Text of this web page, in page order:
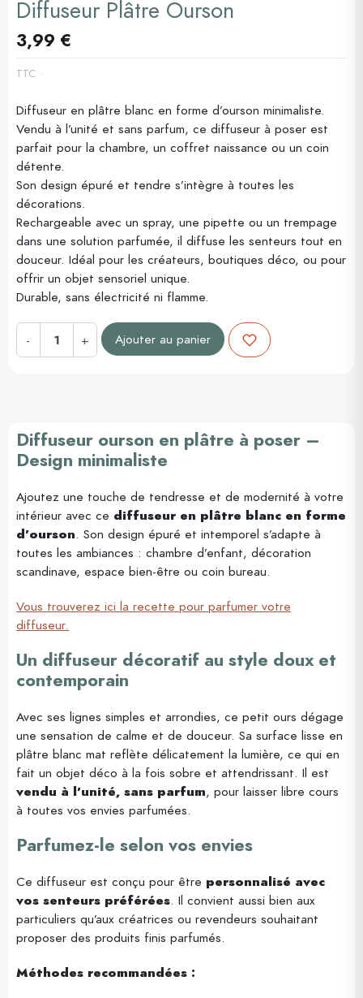
Diffuseur Plâtre Ourson
3,99 €
TTC
Diffuseur en plâtre blanc en forme d’ourson minimaliste.
Vendu à l’unité et sans parfum, ce diffuseur à poser est
parfait pour la chambre, un coffret naissance ou un coin
détente.
Son design épuré et tendre s’intègre à toutes les
décorations.
Rechargeable avec un spray, une pipette ou un trempage
dans une solution parfumée, il diffuse les senteurs tout en
douceur. Idéal pour les créateurs, boutiques déco, ou pour
offrir un objet sensoriel unique.
Durable, sans électricité ni flamme.
- + Ajouter au panier
Diffuseur ourson en plâtre à poser –
Design minimaliste
Ajoutez une touche de tendresse et de modernité à votre
intérieur avec ce diffuseur en plâtre blanc en forme
d’ourson. Son design épuré et intemporel s’adapte à
toutes les ambiances : chambre d’enfant, décoration
scandinave, espace bien-être ou coin bureau.
Vous trouverez ici la recette pour parfumer votre
diffuseur.
Un diffuseur décoratif au style doux et
contemporain
Avec ses lignes simples et arrondies, ce petit ours dégage
une sensation de calme et de douceur. Sa surface lisse en
plâtre blanc mat reflète délicatement la lumière, ce qui en
fait un objet déco à la fois sobre et attendrissant. Il est
vendu à l’unité, sans parfum, pour laisser libre cours
à toutes vos envies parfumées.
Parfumez-le selon vos envies
Ce diffuseur est conçu pour être personnalisé avec
vos senteurs préférées. Il convient aussi bien aux
particuliers qu’aux créatrices ou revendeurs souhaitant
proposer des produits finis parfumés.
Méthodes recommandées :